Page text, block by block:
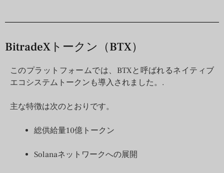
BitradeXトークン（BTX）
このプラットフォームでは、BTXと呼ばれるネイティブ
エコシステムトークンも導入されました。.
主な特徴は次のとおりです。
総供給量10億トークン
Solanaネットワークへの展開